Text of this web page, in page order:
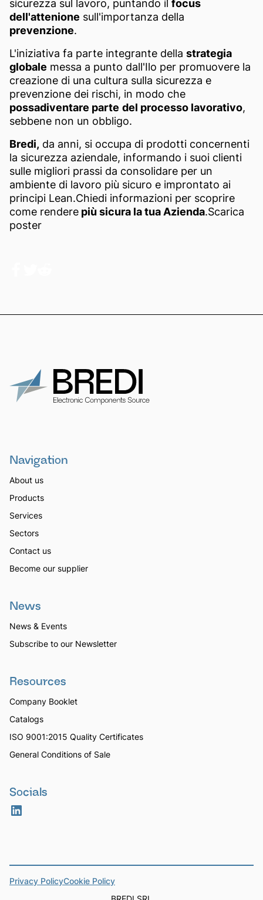
sicurezza sul lavoro, puntando il focus
dell'attenione sull'importanza della
prevenzione.
L'iniziativa fa parte integrante della strategia
globale messa a punto dall'Ilo per promuovere la
creazione di una cultura sulla sicurezza e
prevenzione dei rischi, in modo che
possadiventare parte del processo lavorativo,
sebbene non un obbligo.
Bredi, da anni, si occupa di prodotti concernenti
la sicurezza aziendale, informando i suoi clienti
sulle migliori prassi da consolidare per un
ambiente di lavoro più sicuro e improntato ai
principi Lean.Chiedi informazioni per scoprire
come rendere più sicura la tua Azienda.Scarica
poster
Navigation
About us
Products
Services
Sectors
Contact us
Become our supplier
News
News & Events
Subscribe to our Newsletter
Resources
Company Booklet
Catalogs
ISO 9001:2015 Quality Certificates
General Conditions of Sale
Socials
Privacy PolicyCookie Policy